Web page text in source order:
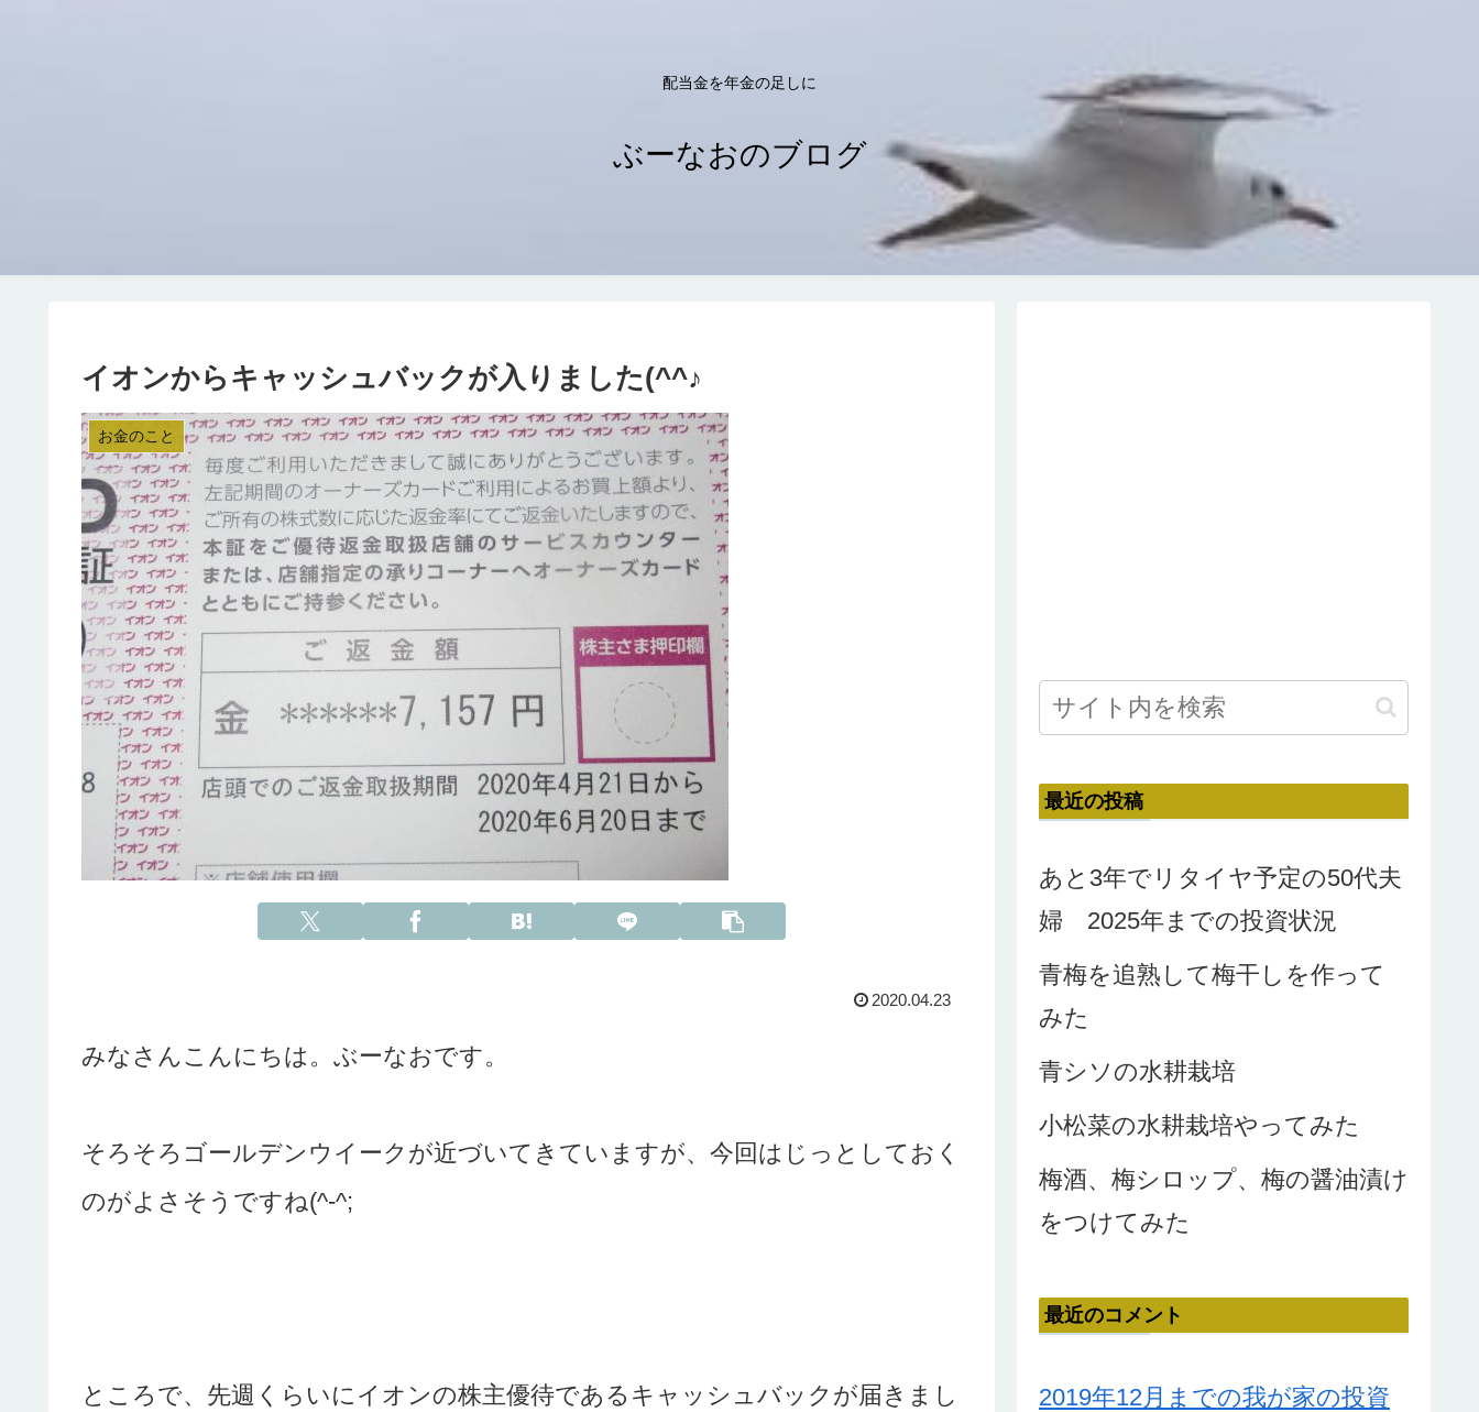
配当金を年金の足しに
ぶーなおのブログ
イオンからキャッシュバックが入りました(^^♪
お金のこと
2020.04.23
みなさんこんにちは。ぶーなおです。
そろそろゴールデンウイークが近づいてきていますが、今回はじっとしておく
のがよさそうですね(^-^;
ところで、先週くらいにイオンの株主優待であるキャッシュバックが届きまし
最近の投稿
あと3年でリタイヤ予定の50代夫
婦 2025年までの投資状況
青梅を追熟して梅干しを作って
みた
青シソの水耕栽培
小松菜の水耕栽培やってみた
梅酒、梅シロップ、梅の醤油漬け
をつけてみた
最近のコメント
2019年12月までの我が家の投資